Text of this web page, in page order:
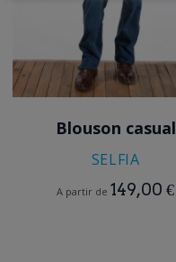
BLEU GRIS
Blouson casual
SELFIA
A partir de 149,00 €